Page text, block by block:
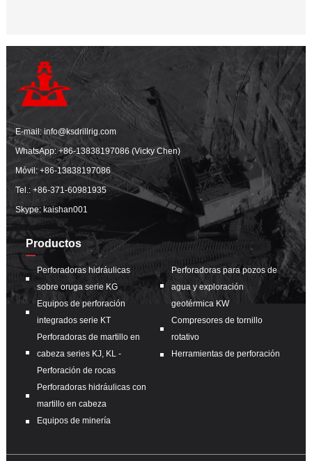
E-mail:info@ksdrillrig.com
WhatsApp:+86-13838197086 (Vicky Chen)
Móvil:+86-13838197086
Tel.:+86-371-60981935
Skype: kaishan001
Productos
Perforadoras hidráulicas
sobre oruga serie KG
Equipos de perforación
integrados serie KT
Perforadoras de martillo en
cabeza series KJ, KL -
Perforación de rocas
Perforadoras hidráulicas con
martillo en cabeza
Equipos de minería
Perforadoras para pozos de
agua y exploración
geotérmica KW
Compresores de tornillo
rotativo
Herramientas de perforación